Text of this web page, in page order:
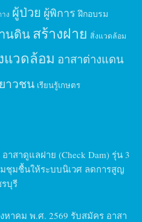
ง ผู้ป่วย ผู้พิการ ฝึกอบรม
นดินสร้างฝาย สิ่งแวดล้อม
แวดล้อม อาสาต่างแดน
าวชน เรียนรู้เกษตร
าสาดูแลฝาย (Check Dam) รุ่น 3
ชุมชื้นให้ระบบนิเวศ ลดการสูญ
บุรี
หาคม พ.ศ. 2569 รับสมัคร อาสา